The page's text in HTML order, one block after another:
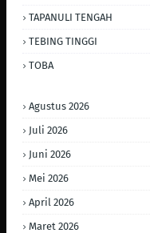
TAPANULI TENGAH
TEBING TINGGI
TOBA
Agustus 2026
Juli 2026
Juni 2026
Mei 2026
April 2026
Maret 2026